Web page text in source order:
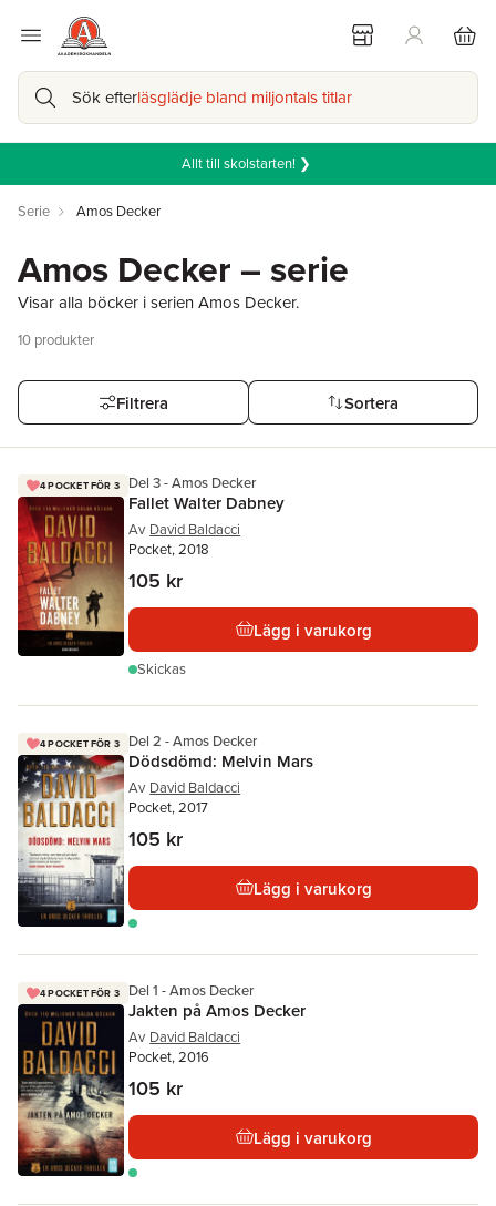
Sök efterläsglädje bland miljontals titlar
Allt till skolstarten! ❯
Serie Amos Decker
Amos Decker – serie
Visar alla böcker i serien Amos Decker.
10 produkter
Filtrera Sortera
4 POCKET FÖR 3 Del 3 - Amos Decker
Fallet Walter Dabney
Av David Baldacci
Pocket, 2018
105 kr
Lägg i varukorg
Skickas
4 POCKET FÖR 3 Del 2 - Amos Decker
Dödsdömd: Melvin Mars
Av David Baldacci
Pocket, 2017
105 kr
Lägg i varukorg
4 POCKET FÖR 3 Del 1 - Amos Decker
Jakten på Amos Decker
Av David Baldacci
Pocket, 2016
105 kr
Lägg i varukorg